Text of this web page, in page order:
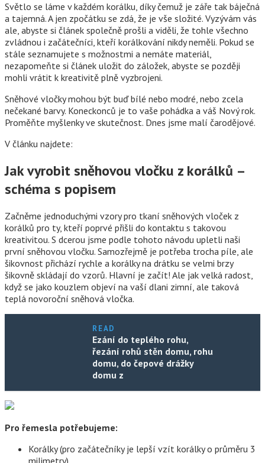
Světlo se láme v každém korálku, díky čemuž je záře tak báječná
a tajemná. A jen zpočátku se zdá, že je vše složité. Vyzývám vás
ale, abyste si článek společně prošli a viděli, že tohle všechno
zvládnou i začátečníci, kteří korálkování nikdy neměli. Pokud se
stále seznamujete s možnostmi a nemáte materiál,
nezapomeňte si článek uložit do záložek, abyste se později
mohli vrátit k kreativitě plně vyzbrojeni.
Sněhové vločky mohou být buď bílé nebo modré, nebo zcela
nečekané barvy. Koneckonců je to vaše pohádka a váš Nový rok.
Proměňte myšlenky ve skutečnost. Dnes jsme malí čarodějové.
V článku najdete:
Jak vyrobit sněhovou vločku z korálků –
schéma s popisem
Začněme jednoduchými vzory pro tkaní sněhových vloček z
korálků pro ty, kteří poprvé přišli do kontaktu s takovou
kreativitou. S dcerou jsme podle tohoto návodu upletli naši
první sněhovou vločku. Samozřejmě je potřeba trocha píle, ale
šikovnost přichází rychle a korálky na drátku se velmi brzy
šikovně skládají do vzorů. Hlavní je začít! Ale jak velká radost,
když se jako kouzlem objeví na vaší dlani zimní, ale taková
teplá novoroční sněhová vločka.
READ
Ezání do teplého rohu,
řezání rohů stěn domu, rohu
domu, do čepové drážky
domu z
Pro řemesla potřebujeme:
Korálky (pro začátečníky je lepší vzít korálky o průměru 3